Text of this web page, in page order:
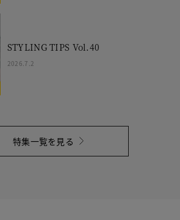
STYLING TIPS Vol.40
2026.7.2
特集一覧を見る